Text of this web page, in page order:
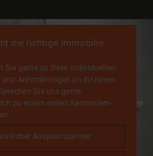
die richtige Immobilie
Sie gerne zu Ihren individuellen
und Anforderungen an Ihr neues
Sie uns gerne
zu einem ersten Kennenlern-
Ansprechpartner